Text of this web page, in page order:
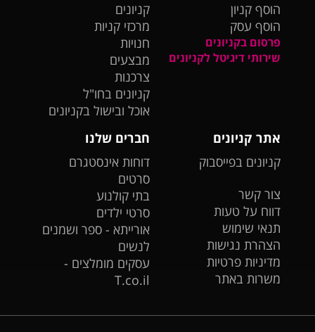
הוסף קניון
הוסף עסק
פרסום בקניונים
שירותי דיגיטל לקניונים
קניונים
מרכזי קניות
חנויות
מבצעים
צרכנות
קניונים בחו"ל
אוכל ובישול בקניונים
אתר קניונים
קניונים בפייסבוק
צור קשר
דווח על טעות
תנאי שימוש
הצהרת נגישות
מדיניות פרטיות
משרות באתר
חברים שלנו
דוחות אינסטגרם
סרטים
בתי קולנוע
סרטי ילדים
אורייתא - ספר ושמנים
לנשים
עסקים מומלצים -
T.co.il